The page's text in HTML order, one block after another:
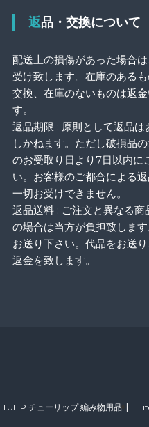
返品・交換について
配送上の損傷があった場合
受け致します。在庫のある
交換、在庫のないものは返金
す。
返品期限 : 原則として返品は
しかねます。ただし破損品
のお受取り日より7日以内に
い。お客様のご都合による
一切お受けできません。
返品送料 : ご注文と異なる商
の場合は当方が負担致しま
お送り下さい。代品をお送
返金を致します。
TULIP チューリップ 編み物用品